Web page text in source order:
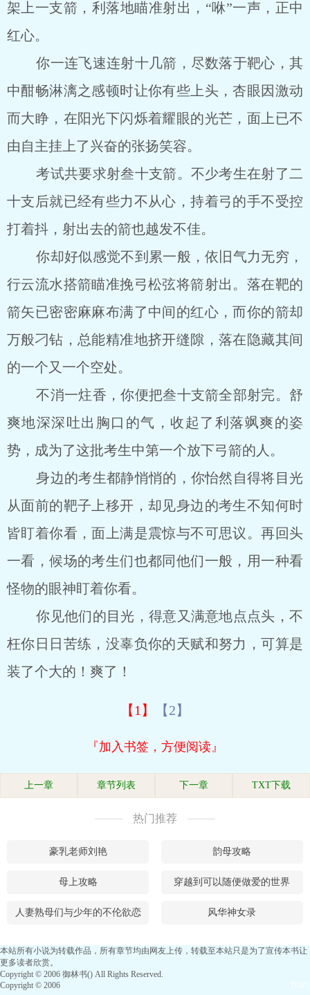
架上一支箭，利落地瞄准射出，“咻”一声，正中
红心。
你一连飞速连射十几箭，尽数落于靶心，其
中酣畅淋漓之感顿时让你有些上头，杏眼因激动
而大睁，在阳光下闪烁着耀眼的光芒，面上已不
由自主挂上了兴奋的张扬笑容。
考试共要求射叁十支箭。不少考生在射了二
十支后就已经有些力不从心，持着弓的手不受控
打着抖，射出去的箭也越发不佳。
你却好似感觉不到累一般，依旧气力无穷，
行云流水搭箭瞄准挽弓松弦将箭射出。落在靶的
箭矢已密密麻麻布满了中间的红心，而你的箭却
万般刁钻，总能精准地挤开缝隙，落在隐藏其间
的一个又一个空处。
不消一炷香，你便把叁十支箭全部射完。舒
爽地深深吐出胸口的气，收起了利落飒爽的姿
势，成为了这批考生中第一个放下弓箭的人。
身边的考生都静悄悄的，你怡然自得将目光
从面前的靶子上移开，却见身边的考生不知何时
皆盯着你看，面上满是震惊与不可思议。再回头
一看，候场的考生们也都同他们一般，用一种看
怪物的眼神盯着你看。
你见他们的目光，得意又满意地点点头，不
枉你日日苦练，没辜负你的天赋和努力，可算是
装了个大的！爽了！
【1】 【2】
『加入书签，方便阅读』
上一章 章节列表 下一章 TXT下载
热门推荐
豪乳老师刘艳 韵母攻略
母上攻略 穿越到可以随便做爱的世界
人妻熟母们与少年的不伦欲恋 风华神女录
本站所有小说为转载作品，所有章节均由网友上传，转载至本站只是为了宣传本书让
更多读者欣赏。
Copyright © 2006 御林书() All Rights Reserved.
Copyright © 2006